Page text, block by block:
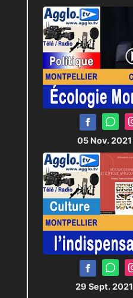
05 Nov. 2021
29 Sept. 2021